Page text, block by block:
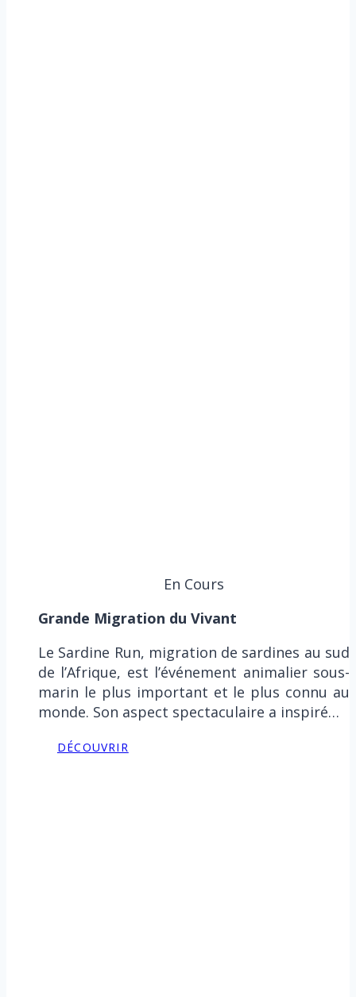
En Cours
Grande Migration du Vivant
Le Sardine Run, migration de sardines au sud
de l’Afrique, est l’événement animalier sous-
marin le plus important et le plus connu au
monde. Son aspect spectaculaire a inspiré…
DÉCOUVRIR